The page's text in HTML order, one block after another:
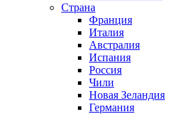
Страна
Франция
Италия
Австралия
Испания
Россия
Чили
Новая Зеландия
Германия